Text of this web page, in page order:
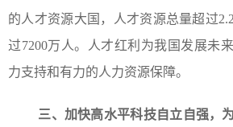
的人才资源大国，人才资源总量超过
过7200万人。人才红利为我国发展未
力支持和有力的人力资源保障。
三、加快高水平科技自立自强，